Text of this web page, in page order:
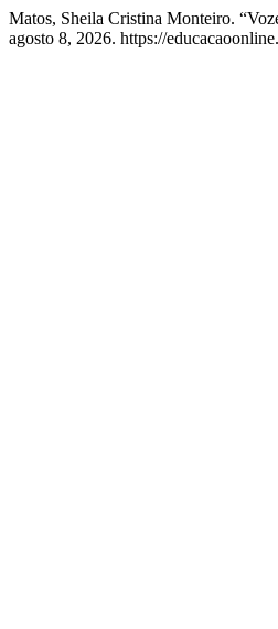
Matos, Sheila Cristina Monteiro.
agosto 8, 2026. https://